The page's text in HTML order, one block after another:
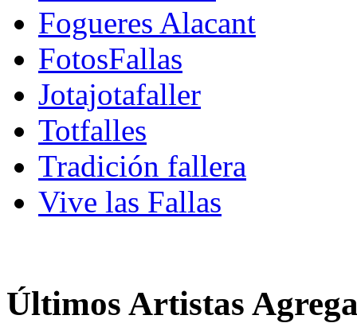
Fogueres Alacant
FotosFallas
Jotajotafaller
Totfalles
Tradición fallera
Vive las Fallas
Últimos Artistas